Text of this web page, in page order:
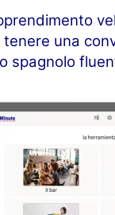
una
spagnolo